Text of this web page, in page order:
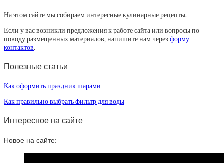
На этом сайте мы собираем интересные кулинарные рецепты.
Если у вас возникли предложения к работе сайта или вопросы по
поводу размещенных материалов, напишите нам через форму
контактов.
Полезные статьи
Как оформить праздник шарами
Как правильно выбрать фильтр для воды
Интересное на сайте
Новое на сайте: